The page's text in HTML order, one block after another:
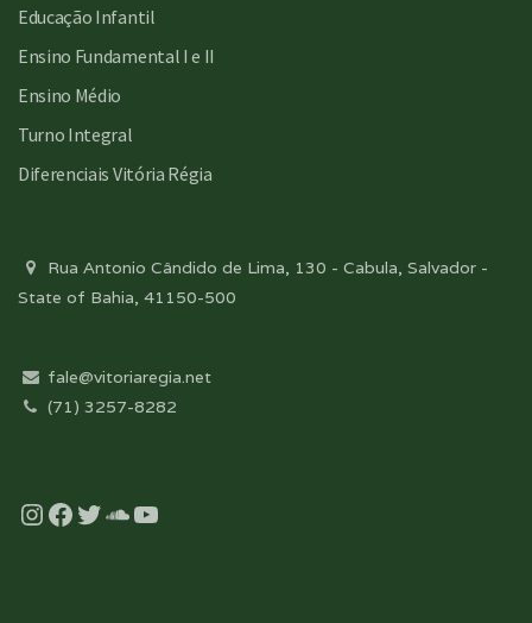
Educação Infantil
Ensino Fundamental I e II
Ensino Médio
Turno Integral
Diferenciais Vitória Régia
Rua Antonio Cândido de Lima, 130 - Cabula, Salvador -
State of Bahia, 41150-500
fale@vitoriaregia.net
(71) 3257-8282
Instagram
Facebook
Twitter
Soundcloud
YouTube